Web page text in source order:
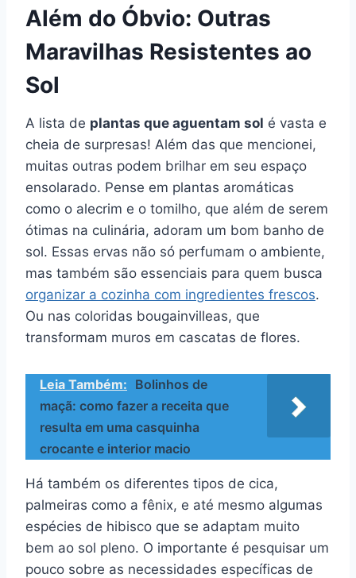
Além do Óbvio: Outras
Maravilhas Resistentes ao
Sol
A lista de plantas que aguentam sol é vasta e
cheia de surpresas! Além das que mencionei,
muitas outras podem brilhar em seu espaço
ensolarado. Pense em plantas aromáticas
como o alecrim e o tomilho, que além de serem
ótimas na culinária, adoram um bom banho de
sol. Essas ervas não só perfumam o ambiente,
mas também são essenciais para quem busca
organizar a cozinha com ingredientes frescos.
Ou nas coloridas bougainvilleas, que
transformam muros em cascatas de flores.
Leia Também: Bolinhos de
maçã: como fazer a receita que
resulta em uma casquinha
crocante e interior macio
Há também os diferentes tipos de cica,
palmeiras como a fênix, e até mesmo algumas
espécies de hibisco que se adaptam muito
bem ao sol pleno. O importante é pesquisar um
pouco sobre as necessidades específicas de